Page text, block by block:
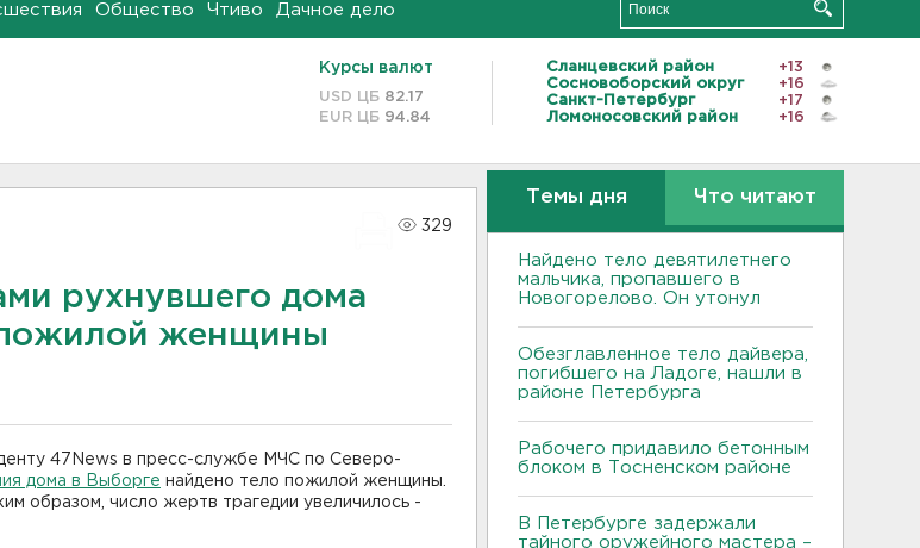
Общество Чтиво Дачное дело
Курсы валют
USD ЦБ 82.17
EUR ЦБ 94.84
Сланцевский район
+13
Сосновоборский округ
+16
Санкт-Петербург
+17
Ломоносовский район
+16
329
рухнувшего дома
женщины
47News в пресс-службе МЧС по Северо-
дома в Выборге найдено тело пожилой женщины.
образом, число жертв трагедии увеличилось -
Темы дня Что читают
Найдено тело девятилетнего
мальчика, пропавшего в
Новогорелово. Он утонул
Обезглавленное тело дайвера,
погибшего на Ладоге, нашли в
районе Петербурга
Рабочего придавило бетонным
блоком в Тосненском районе
В Петербурге задержали
тайного оружейного мастера –